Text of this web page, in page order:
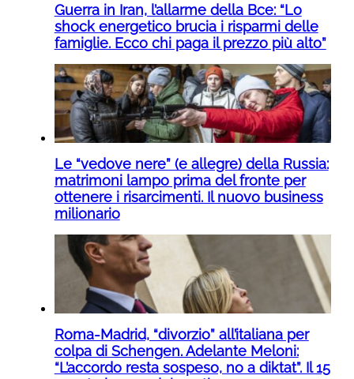
Guerra in Iran, l’allarme della Bce: “Lo
shock energetico brucia i risparmi delle
famiglie. Ecco chi paga il prezzo più alto”
Le “vedove nere” (e allegre) della Russia:
matrimoni lampo prima del fronte per
ottenere i risarcimenti. Il nuovo business
milionario
Roma-Madrid, “divorzio” all’italiana per
colpa di Schengen. Adelante Meloni:
“L’accordo resta sospeso, no a diktat”. Il 15